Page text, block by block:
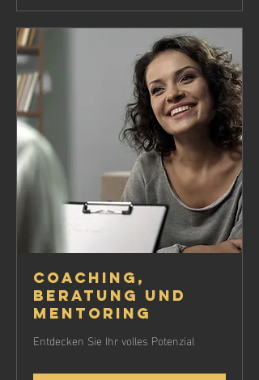
Coaching,
Beratung und
Mentoring
Entdecken Sie Ihr volles Potenzial